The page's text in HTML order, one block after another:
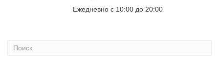
Ежедневно с 10:00 до 20:00